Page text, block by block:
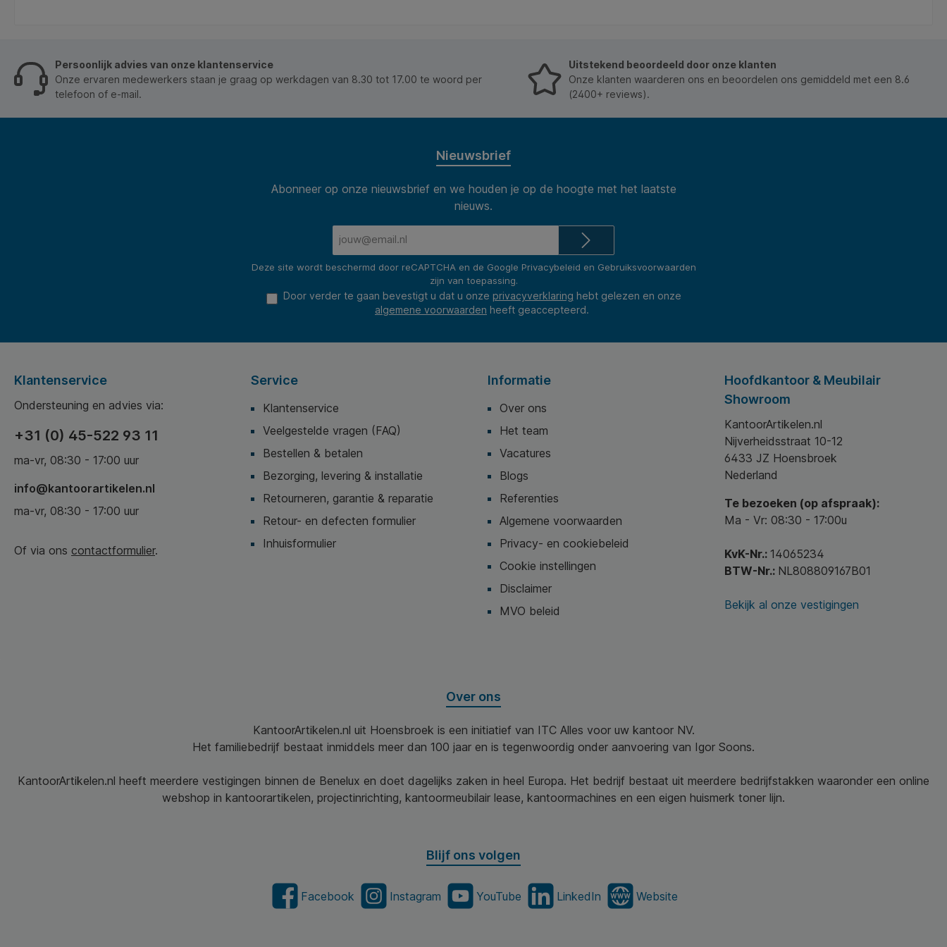
Persoonlijk advies van onze klantenservice
Onze ervaren medewerkers staan je graag op werkdagen van 8.30 tot 17.00 te woord per
telefoon of e-mail.
Uitstekend beoordeeld door onze klanten
Onze klanten waarderen ons en beoordelen ons gemiddeld met een 8.6
(2400+ reviews).
Nieuwsbrief
Abonneer op onze nieuwsbrief en we houden je op de hoogte met het laatste
nieuws.
Deze site wordt beschermd door reCAPTCHA en de Google Privacybeleid en Gebruiksvoorwaarden
zijn van toepassing.
Door verder te gaan bevestigt u dat u onze privacyverklaring hebt gelezen en onze
algemene voorwaarden heeft geaccepteerd.
Klantenservice
Ondersteuning en advies via:
+31 (0) 45-522 93 11
ma-vr, 08:30 - 17:00 uur
info@kantoorartikelen.nl
ma-vr, 08:30 - 17:00 uur
Of via ons contactformulier.
Service
Klantenservice
Veelgestelde vragen (FAQ)
Bestellen & betalen
Bezorging, levering & installatie
Retourneren, garantie & reparatie
Retour- en defecten formulier
Inhuisformulier
Informatie
Over ons
Het team
Vacatures
Blogs
Referenties
Algemene voorwaarden
Privacy- en cookiebeleid
Cookie instellingen
Disclaimer
MVO beleid
Hoofdkantoor & Meubilair
Showroom
KantoorArtikelen.nl
Nijverheidsstraat 10-12
6433 JZ Hoensbroek
Nederland
Te bezoeken (op afspraak):
Ma - Vr: 08:30 - 17:00u
KvK-Nr.: 14065234
BTW-Nr.: NL808809167B01
Bekijk al onze vestigingen
Over ons
KantoorArtikelen.nl uit Hoensbroek is een initiatief van ITC Alles voor uw kantoor NV.
Het familiebedrijf bestaat inmiddels meer dan 100 jaar en is tegenwoordig onder aanvoering van Igor Soons.
KantoorArtikelen.nl heeft meerdere vestigingen binnen de Benelux en doet dagelijks zaken in heel Europa. Het bedrijf bestaat uit meerdere bedrijfstakken waaronder een online
webshop in kantoorartikelen, projectinrichting, kantoormeubilair lease, kantoormachines en een eigen huismerk toner lijn.
Blijf ons volgen
Facebook Instagram YouTube LinkedIn Website